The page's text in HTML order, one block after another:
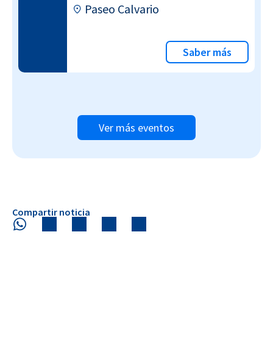
Paseo Calvario
Saber más
Ver más eventos
Compartir noticia